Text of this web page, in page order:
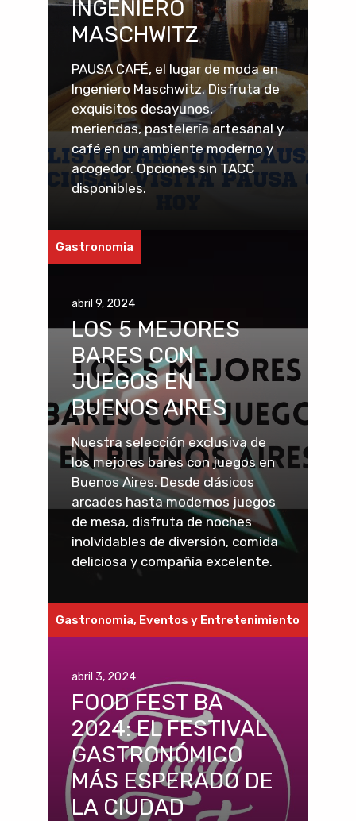
INGENIERO
MASCHWITZ
PAUSA CAFÉ, el lugar de moda en
Ingeniero Maschwitz. Disfruta de
exquisitos desayunos,
meriendas, pastelería artesanal y
café en un ambiente moderno y
acogedor. Opciones sin TACC
disponibles.
Gastronomia
abril 9, 2024
LOS 5 MEJORES
BARES CON
JUEGOS EN
BUENOS AIRES
Nuestra selección exclusiva de
los mejores bares con juegos en
Buenos Aires. Desde clásicos
arcades hasta modernos juegos
de mesa, disfruta de noches
inolvidables de diversión, comida
deliciosa y compañía excelente.
Gastronomia, Eventos y Entretenimiento
abril 3, 2024
FOOD FEST BA
2024: EL FESTIVAL
GASTRONÓMICO
MÁS ESPERADO DE
LA CIUDAD